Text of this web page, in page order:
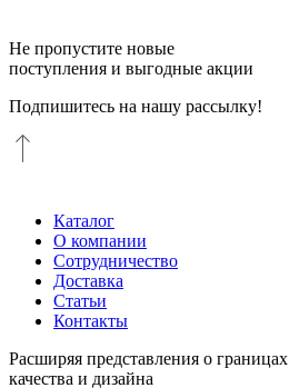
Не пропустите новые
поступления и выгодные акции
Подпишитесь на нашу рассылку!
Каталог
О компании
Сотрудничество
Доставка
Статьи
Контакты
Расширяя представления о границах
качества и дизайна